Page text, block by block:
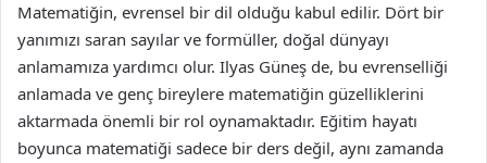
Matematiğin, evrensel bir dil olduğu kabul edilir. Dört bir
yanımızı saran sayılar ve formüller, doğal dünyayı
anlamamıza yardımcı olur. Ilyas Güneş de, bu evrenselliği
anlamada ve genç bireylere matematiğin güzelliklerini
aktarmada önemli bir rol oynamaktadır. Eğitim hayatı
boyunca matematiği sadece bir ders değil, aynı zamanda